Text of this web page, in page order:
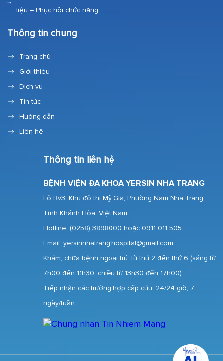
liệu – Phục hồi chức năng
Thông tin chung
Trang chủ
Giới thiệu
Dịch vụ
Tin tức
Hướng dẫn
Liên hệ
Thông tin liên hệ
BỆNH VIỆN ĐA KHOA YERSIN NHA TRANG
Lô Bv3, Khu đô thị Mỹ Gia, Phường Nam Nha Trang,
Tỉnh Khánh Hòa, Việt Nam
Hotline: (0258) 3898000 hoặc 0911 011 505
Email: yersinnhatrang.hospital@gmail.com
Khám, chữa bệnh ngoại trú: từ thứ 2 đến thứ 6 (sáng từ
7h00 đến 11h30, chiều từ 13h30 đến 17h00)
Tiếp nhận các trường hợp cấp cứu: 24/24 giờ, 7
ngày/tuần